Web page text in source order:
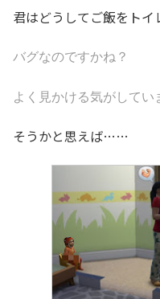
君はどうしてご飯をトイ
バグなのですかね？
よく見かける気がしてい
そうかと思えば……